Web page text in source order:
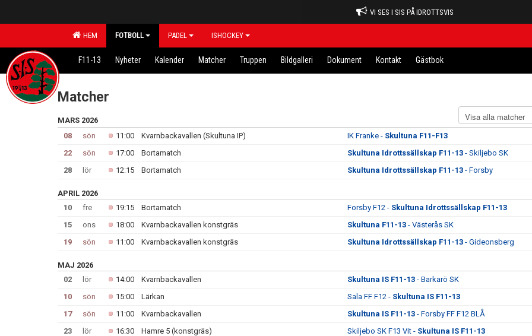
VI SES I SIS PÅ IDROTTSVIS
HEM FOTBOLL PADEL ISHOCKEY
F11-13 Nyheter Kalender Matcher Truppen Bildgalleri Dokument Kontakt Gästbok
Matcher
MARS 2026
08
sön 11:00 Kvarnbackavallen (Skultuna IP) IK Franke - Skultuna F11-F13
22
sön 17:00 Bortamatch Skultuna Idrottssällskap F11-13 - Skiljebo SK
28
lör 12:15 Bortamatch Skultuna Idrottssällskap F11-13 - Forsby
APRIL 2026
10
fre 19:15 Bortamatch Forsby F12 - Skultuna Idrottssällskap F11-13
15
ons 18:00 Kvarnbackavallen konstgräs Skultuna F11-13 - Västerås SK
19
sön 11:00 Kvarnbackavallen konstgräs Skultuna Idrottssällskap F11-13 - Gideonsberg
MAJ 2026
02
lör 14:00 Kvarnbackavallen Skultuna IS F11-13 - Barkarö SK
10
sön 15:00 Lärkan Sala FF F12 - Skultuna IS F11-13
17
sön 11:00 Kvarnbackavallen Skultuna IS F11-13 - Forsby FF F12 BLÅ
23
lör 16:30 Hamre 5 (konstgräs) Skiljebo SK F13 Vit - Skultuna IS F11-13